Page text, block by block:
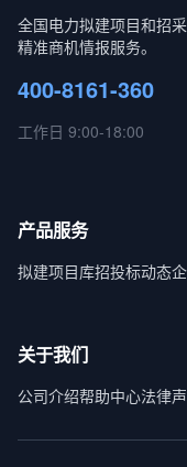
全国电力拟建项目和招
精准商机情报服务。
400-8161-360
工作日 9:00-18:00
产品服务
拟建项目库招投标动态
关于我们
公司介绍帮助中心法律